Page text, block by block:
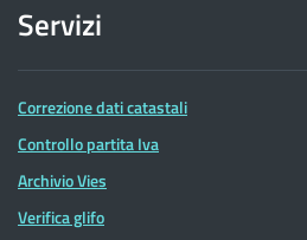
Servizi
Correzione dati catastali
Controllo partita Iva
Archivio Vies
Verifica glifo